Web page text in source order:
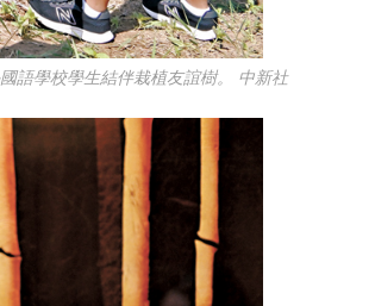
語學校學生結伴栽植友誼樹。 中新社